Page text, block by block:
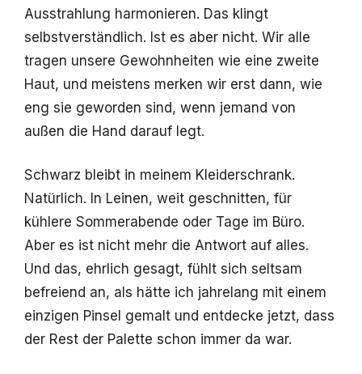
Ausstrahlung harmonieren. Das klingt
selbstverständlich. Ist es aber nicht. Wir alle
tragen unsere Gewohnheiten wie eine zweite
Haut, und meistens merken wir erst dann, wie
eng sie geworden sind, wenn jemand von
außen die Hand darauf legt.
Schwarz bleibt in meinem Kleiderschrank.
Natürlich. In Leinen, weit geschnitten, für
kühlere Sommerabende oder Tage im Büro.
Aber es ist nicht mehr die Antwort auf alles.
Und das, ehrlich gesagt, fühlt sich seltsam
befreiend an, als hätte ich jahrelang mit einem
einzigen Pinsel gemalt und entdecke jetzt, dass
der Rest der Palette schon immer da war.